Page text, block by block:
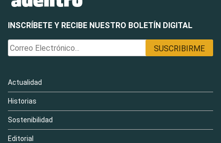
INSCRÍBETE Y RECIBE NUESTRO BOLETÍN DIGITAL
Actualidad
Historias
Sostenibilidad
Editorial